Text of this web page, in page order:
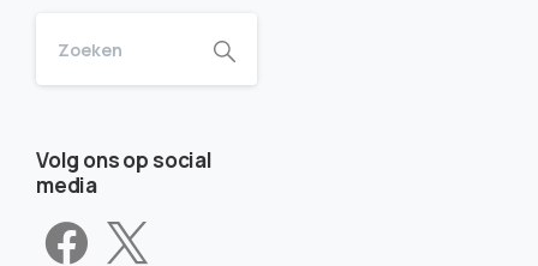
Volg ons op social
media